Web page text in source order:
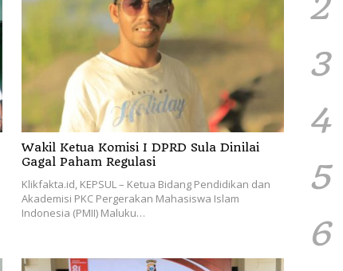
Wakil Ketua Komisi I DPRD Sula Dinilai
Gagal Paham Regulasi
Klikfakta.id, KEPSUL – Ketua Bidang Pendidikan dan
Akademisi PKC Pergerakan Mahasiswa Islam
Indonesia (PMII) Maluku…
3
4
5
6